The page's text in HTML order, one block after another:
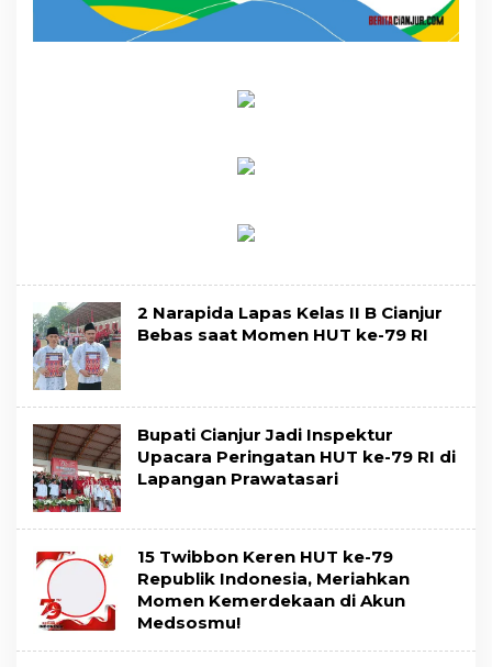
2 Narapida Lapas Kelas II B Cianjur
Bebas saat Momen HUT ke-79 RI
Bupati Cianjur Jadi Inspektur
Upacara Peringatan HUT ke-79 RI di
Lapangan Prawatasari
15 Twibbon Keren HUT ke-79
Republik Indonesia, Meriahkan
Momen Kemerdekaan di Akun
Medsosmu!